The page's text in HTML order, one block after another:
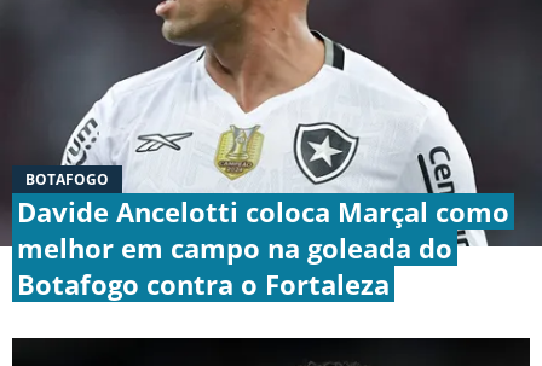
Jogue com responsabilidade
Aplicam-se os Termos e Condições | Conteúdo
Comercial
BOTAFOGO
Davide Ancelotti coloca Marçal como
melhor em campo na goleada do
Botafogo contra o Fortaleza